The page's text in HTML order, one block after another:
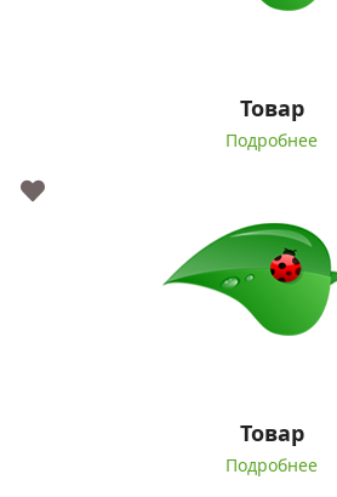
Товар
Подробнее
Товар
Подробнее